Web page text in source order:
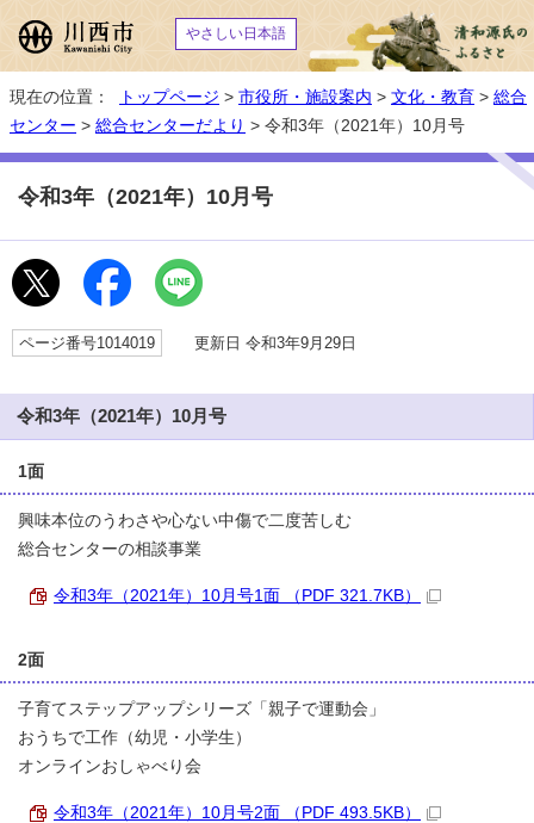
やさしい日本語
現在の位置： トップページ > 市役所・施設案内 > 文化・教育 > 総合
センター > 総合センターだより > 令和3年（2021年）10月号
令和3年（2021年）10月号
ページ番号1014019 更新日 令和3年9月29日
令和3年（2021年）10月号
1面
興味本位のうわさや心ない中傷で二度苦しむ
総合センターの相談事業
令和3年（2021年）10月号1面 （PDF 321.7KB）
2面
子育てステップアップシリーズ「親子で運動会」
おうちで工作（幼児・小学生）
オンラインおしゃべり会
令和3年（2021年）10月号2面 （PDF 493.5KB）